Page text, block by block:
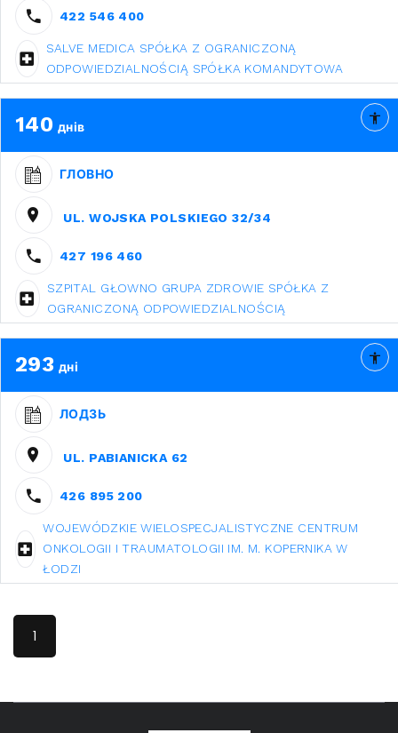
422 546 400
SALVE MEDICA SPÓŁKA Z OGRANICZONĄ
ODPOWIEDZIALNOŚCIĄ SPÓŁKA KOMANDYTOWA
140 днів
ГЛОВНО
UL. WOJSKA POLSKIEGO 32/34
427 196 460
SZPITAL GŁOWNO GRUPA ZDROWIE SPÓŁKA Z
OGRANICZONĄ ODPOWIEDZIALNOŚCIĄ
293 дні
ЛОДЗЬ
UL. PABIANICKA 62
426 895 200
WOJEWÓDZKIE WIELOSPECJALISTYCZNE CENTRUM
ONKOLOGII I TRAUMATOLOGII IM. M. KOPERNIKA W
ŁODZI
1